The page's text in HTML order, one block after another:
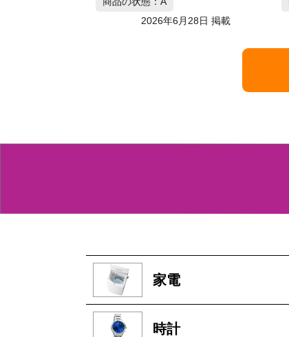
2026年6月28日 掲載
家電
時計